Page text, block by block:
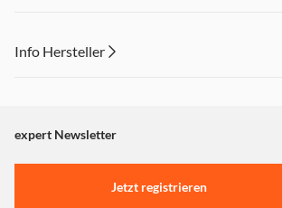
Info Hersteller
"Marketing".
Einstellungen anpassen
expert Newsletter
Jetzt registrieren